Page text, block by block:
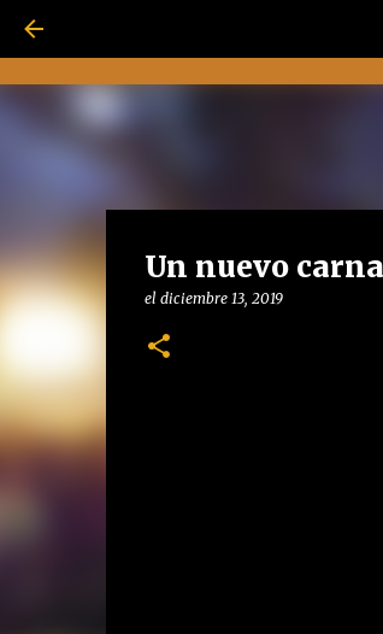
Un nuevo
el diciembre 13, 2019